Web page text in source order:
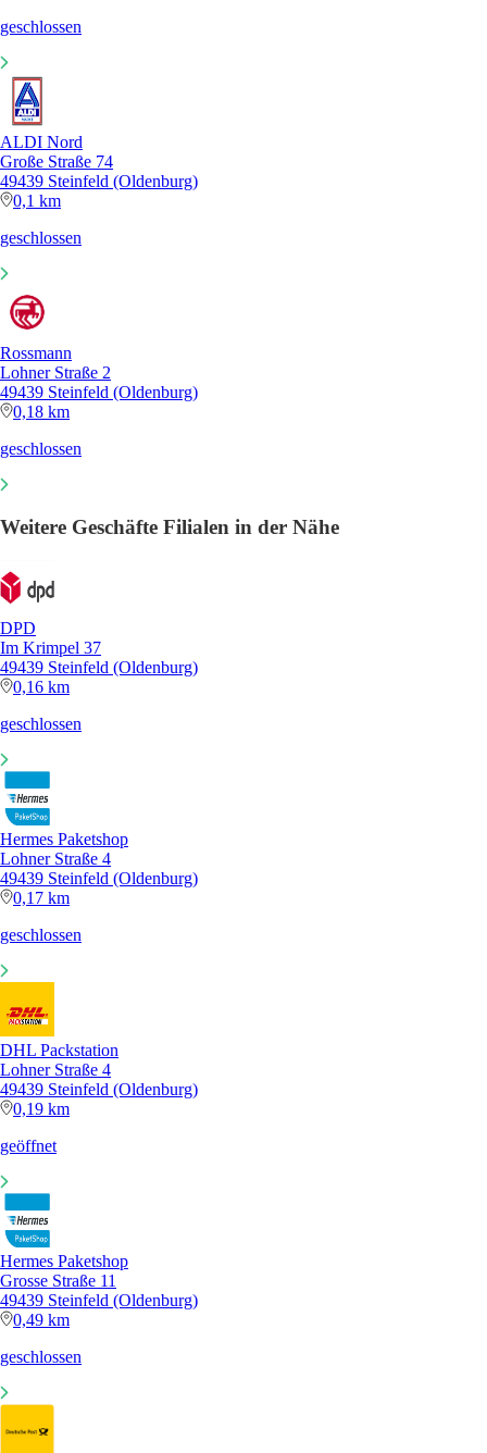
geschlossen
ALDI Nord
Große Straße 74
49439 Steinfeld (Oldenburg)
0,1 km
geschlossen
Rossmann
Lohner Straße 2
49439 Steinfeld (Oldenburg)
0,18 km
geschlossen
Weitere Geschäfte Filialen in der Nähe
DPD
Im Krimpel 37
49439 Steinfeld (Oldenburg)
0,16 km
geschlossen
Hermes Paketshop
Lohner Straße 4
49439 Steinfeld (Oldenburg)
0,17 km
geschlossen
DHL Packstation
Lohner Straße 4
49439 Steinfeld (Oldenburg)
0,19 km
geöffnet
Hermes Paketshop
Grosse Straße 11
49439 Steinfeld (Oldenburg)
0,49 km
geschlossen